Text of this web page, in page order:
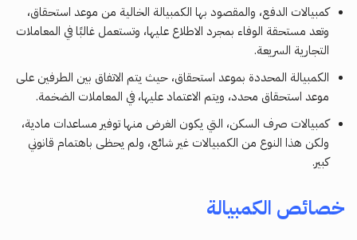
كمبيالات الدفع، والمقصود بها الكمبيالة الخالية من موعد استحقاق،
وتعد مستحقة الوفاء بمجرد الاطلاع عليها، وتستعمل غالبًا في المعاملات
التجارية السريعة.
الكمبيالة المحددة بموعد استحقاق، حيث يتم الاتفاق بين الطرفين على
موعد استحقاق محدد، ويتم الاعتماد عليها، في المعاملات الضخمة.
كمبيالات صرف السكن، التي يكون الغرض منها توفير مساعدات مادية،
ولكن هذا النوع من الكمبيالات غير شائع، ولم يحظى باهتمام قانوني
كبير.
خصائص الكمبيالة